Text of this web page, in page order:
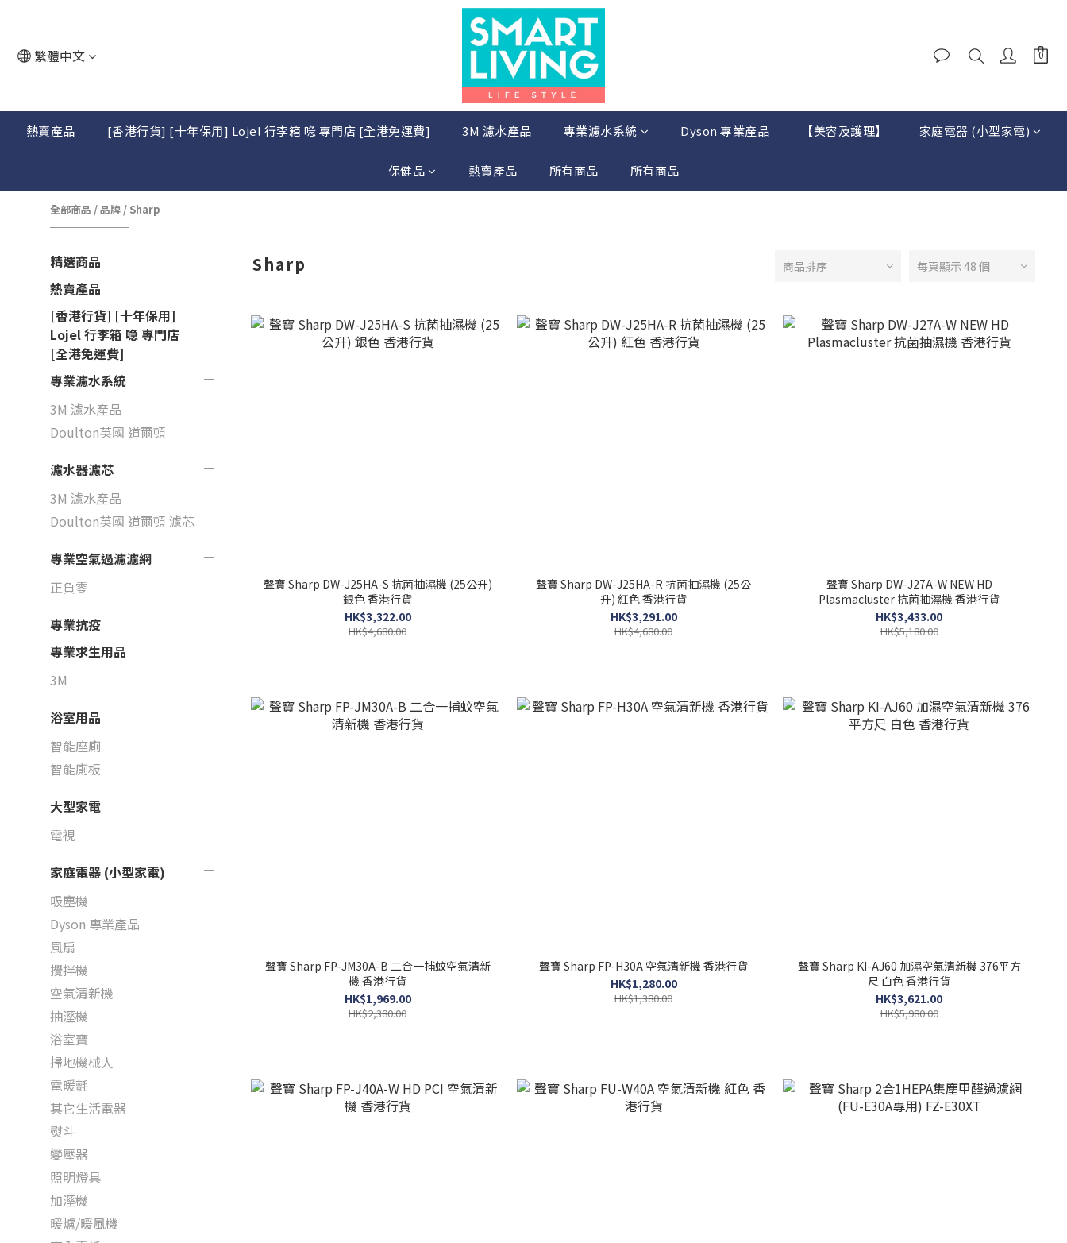
繁體中文
熱賣產品 [香港行貨] [十年保用] Lojel 行李箱 喼 專門店 [全港免運費] 3M 濾水產品 專業濾水系統 Dyson 專業產品 【美容及護理】 家庭電器 (小型家電)
保健品 熱賣產品 所有商品 所有商品
全部商品 /品牌 / Sharp
精選商品
熱賣產品
[香港行貨] [十年保用]
Lojel 行李箱 喼 專門店
[全港免運費]
專業濾水系統
3M 濾水產品
Doulton英國 道爾頓
濾水器濾芯
3M 濾水產品
Doulton英國 道爾頓 濾芯
專業空氣過濾濾網
正負零
專業抗疫
專業求生用品
3M
浴室用品
智能座廁
智能廁板
大型家電
電視
家庭電器 (小型家電)
吸塵機
Dyson 專業產品
風扇
攪拌機
空氣清新機
抽溼機
浴室寶
掃地機械人
電暖氈
其它生活電器
熨斗
變壓器
照明燈具
加溼機
暖爐/暖風機
Sharp 商品排序 每頁顯示 48 個
聲寶 Sharp DW-J25HA-S 抗菌抽濕機 (25公升)
銀色 香港行貨
HK$3,322.00
HK$4,680.00
聲寶 Sharp DW-J25HA-R 抗菌抽濕機 (25公
升) 紅色 香港行貨
HK$3,291.00
HK$4,680.00
聲寶 Sharp DW-J27A-W NEW HD
Plasmacluster 抗菌抽濕機 香港行貨
HK$3,433.00
HK$5,180.00
聲寶 Sharp FP-JM30A-B 二合一捕蚊空氣清新
機 香港行貨
HK$1,969.00
HK$2,380.00
聲寶 Sharp FP-H30A 空氣清新機 香港行貨
HK$1,280.00
HK$1,380.00
聲寶 Sharp KI-AJ60 加濕空氣清新機 376平方
尺 白色 香港行貨
HK$3,621.00
HK$5,980.00